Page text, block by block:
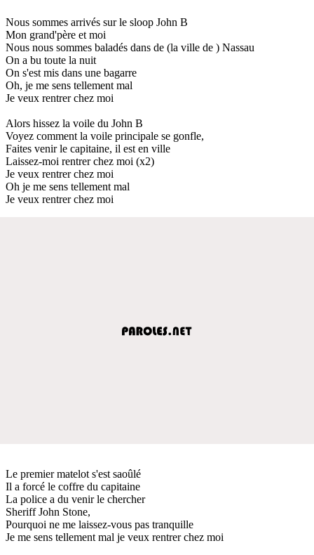
Nous sommes arrivés sur le sloop John B
Mon grand'père et moi
Nous nous sommes baladés dans de (la ville de ) Nassau
On a bu toute la nuit
On s'est mis dans une bagarre
Oh, je me sens tellement mal
Je veux rentrer chez moi
Alors hissez la voile du John B
Voyez comment la voile principale se gonfle,
Faites venir le capitaine, il est en ville
Laissez-moi rentrer chez moi (x2)
Je veux rentrer chez moi
Oh je me sens tellement mal
Je veux rentrer chez moi
Le premier matelot s'est saoûlé
Il a forcé le coffre du capitaine
La police a du venir le chercher
Sheriff John Stone,
Pourquoi ne me laissez-vous pas tranquille
Je me sens tellement mal je veux rentrer chez moi